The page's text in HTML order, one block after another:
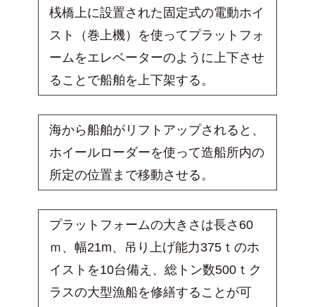
桟橋上に設置された固定式の電動ホイ
スト（巻上機）を使ってプラットフォ
ームをエレベーターのように上下させ
ることで船舶を上下架する。
海から船舶がリフトアップされると、
ホイールローダーを使って造船所内の
所定の位置まで移動させる。
プラットフォームの大きさは長さ60
ｍ、幅21m、吊り上げ能力375ｔのホ
イストを10台備え、総トン数500ｔク
ラスの大型漁船を修繕することが可